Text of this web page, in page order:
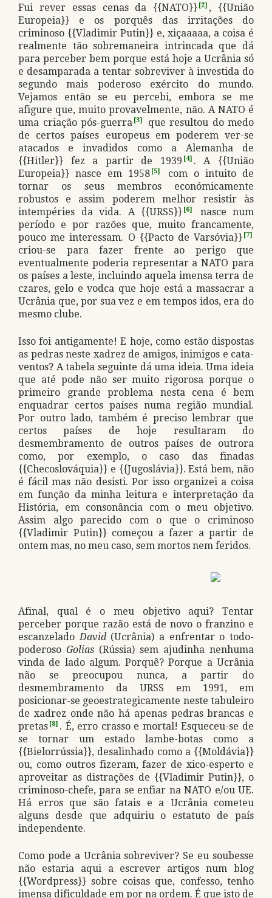
Fui rever essas cenas da {{NATO}} [2] , {{União
Europeia}} e os porquês das irritações do
criminoso {{Vladimir Putin}} e, xiçaaaaa, a coisa é
realmente tão sobremaneira intrincada que dá
para perceber bem porque está hoje a Ucrânia só
e desamparada a tentar sobreviver à investida do
segundo mais poderoso exército do mundo.
Vejamos então se eu percebi, embora se me
afigure que, muito provavelmente, não. A NATO é
uma criação pós-guerra [3]
que resultou do medo
de certos países europeus em poderem ver-se
atacados e invadidos como a Alemanha de
{{Hitler}} fez a partir de 1939 [4] . A {{União
Europeia}} nasce em 1958 [5]
com o intuito de
tornar os seus membros económicamente
robustos e assim poderem melhor resistir às
intempéries da vida. A {{URSS}} [6]
nasce num
período e por razões que, muito francamente,
pouco me interessam. O {{Pacto de Varsóvia}} [7]
criou-se para fazer frente ao perigo que
eventualmente poderia representar a NATO para
os países a leste, incluindo aquela imensa terra de
czares, gelo e vodca que hoje está a massacrar a
Ucrânia que, por sua vez e em tempos idos, era do
mesmo clube.
Isso foi antigamente! E hoje, como estão dispostas
as pedras neste xadrez de amigos, inimigos e cata-
ventos? A tabela seguinte dá uma ideia. Uma ideia
que até pode não ser muito rigorosa porque o
primeiro grande problema nesta cena é bem
enquadrar certos países numa região mundial.
Por outro lado, também é preciso lembrar que
certos países de hoje resultaram do
desmembramento de outros países de outrora
como, por exemplo, o caso das finadas
{{Checoslováquia}} e {{Jugoslávia}}. Está bem, não
é fácil mas não desisti. Por isso organizei a coisa
em função da minha leitura e interpretação da
História, em consonância com o meu objetivo.
Assim algo parecido com o que o criminoso
{{Vladimir Putin}} começou a fazer a partir de
ontem mas, no meu caso, sem mortos nem feridos.
Afinal, qual é o meu objetivo aqui? Tentar
perceber porque razão está de novo o franzino e
escanzeladoDavid(Ucrânia) a enfrentar o todo-
poderoso Golias (Rússia) sem ajudinha nenhuma
vinda de lado algum. Porquê? Porque a Ucrânia
não se preocupou nunca, a partir do
desmembramento da URSS em 1991, em
posicionar-se geoestrategicamente neste tabuleiro
de xadrez onde não há apenas pedras brancas e
pretas [8] . É, erro crasso e mortal! Esqueceu-se de
se tornar um estado lambe-botas como a
{{Bielorrússia}}, desalinhado como a {{Moldávia}}
ou, como outros fizeram, fazer de xico-esperto e
aproveitar as distrações de {{Vladimir Putin}}, o
criminoso-chefe, para se enfiar na NATO e/ou UE.
Há erros que são fatais e a Ucrânia cometeu
alguns desde que adquiriu o estatuto de país
independente.
Como pode a Ucrânia sobreviver? Se eu soubesse
não estaria aqui a escrever artigos num blog
{{Wordpress}} sobre coisas que, confesso, tenho
imensa dificuldade em por na ordem. É que isto de